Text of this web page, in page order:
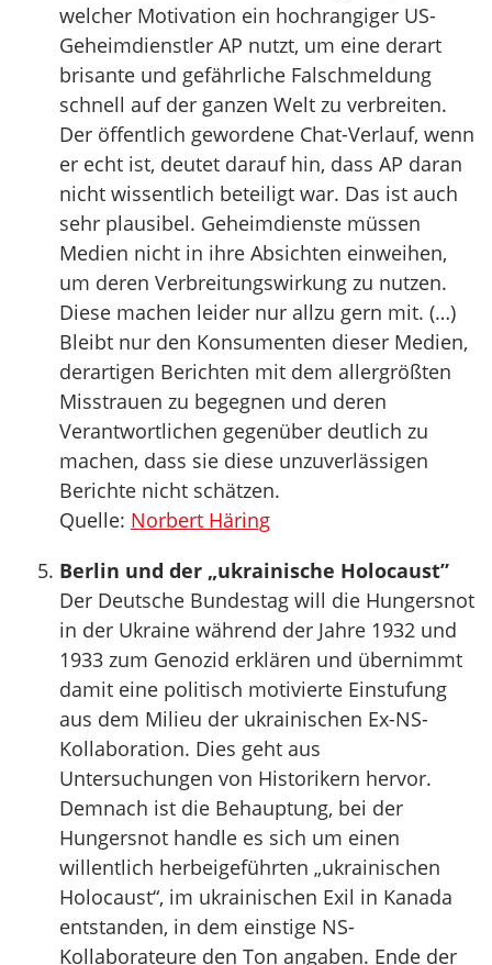
welcher Motivation ein hochrangiger US-
Geheimdienstler AP nutzt, um eine derart
brisante und gefährliche Falschmeldung
schnell auf der ganzen Welt zu verbreiten.
Der öffentlich gewordene Chat-Verlauf, wenn
er echt ist, deutet darauf hin, dass AP daran
nicht wissentlich beteiligt war. Das ist auch
sehr plausibel. Geheimdienste müssen
Medien nicht in ihre Absichten einweihen,
um deren Verbreitungswirkung zu nutzen.
Diese machen leider nur allzu gern mit. (…)
Bleibt nur den Konsumenten dieser Medien,
derartigen Berichten mit dem allergrößten
Misstrauen zu begegnen und deren
Verantwortlichen gegenüber deutlich zu
machen, dass sie diese unzuverlässigen
Berichte nicht schätzen.
Quelle: Norbert Häring
Berlin und der „ukrainische Holocaust”
Der Deutsche Bundestag will die Hungersnot
in der Ukraine während der Jahre 1932 und
1933 zum Genozid erklären und übernimmt
damit eine politisch motivierte Einstufung
aus dem Milieu der ukrainischen Ex-NS-
Kollaboration. Dies geht aus
Untersuchungen von Historikern hervor.
Demnach ist die Behauptung, bei der
Hungersnot handle es sich um einen
willentlich herbeigeführten „ukrainischen
Holocaust“, im ukrainischen Exil in Kanada
entstanden, in dem einstige NS-
Kollaborateure den Ton angaben. Ende der